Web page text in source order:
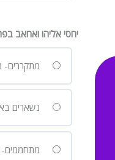
יחסי אליהו ואחאב
מתקררים-
נשארים
מתחממים-